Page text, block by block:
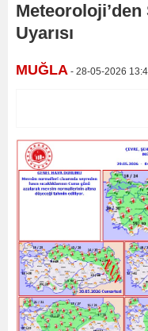
Meteoroloji’den
Uyarısı
MUĞLA - 28-05-2026